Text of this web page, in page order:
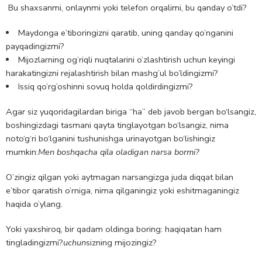
Bu shaxsanmi, onlaynmi yoki telefon orqalimi, bu qanday o’tdi?
Maydonga e’tiboringizni qaratib, uning qanday qo’nganini
payqadingizmi?
Mijozlarning og’riqli nuqtalarini o’zlashtirish uchun keyingi
harakatingizni rejalashtirish bilan mashg’ul bo’ldingizmi?
Issiq qo’rg’oshinni sovuq holda qoldirdingizmi?
Agar siz yuqoridagilardan biriga “ha” deb javob bergan bo‘lsangiz,
boshingizdagi tasmani qayta tinglayotgan bo‘lsangiz, nima
noto‘g‘ri bo‘lganini tushunishga urinayotgan bo‘lishingiz
mumkin:Men boshqacha qila oladigan narsa bormi?
O’zingiz qilgan yoki aytmagan narsangizga juda diqqat bilan
e’tibor qaratish o’rniga, nima qilganingiz yoki eshitmaganingiz
haqida o’ylang.
Yoki yaxshiroq, bir qadam oldinga boring: haqiqatan ham
tingladingizmi?uchunsizning mijozingiz?